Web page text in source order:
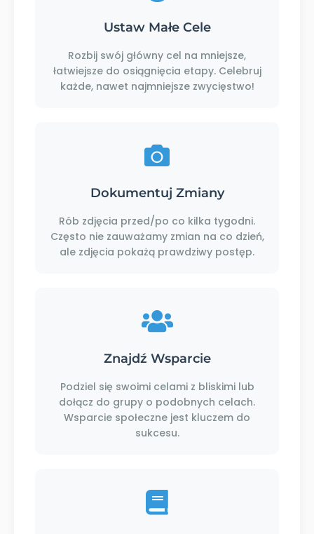
Ustaw Małe Cele
Rozbij swój główny cel na mniejsze,
łatwiejsze do osiągnięcia etapy. Celebruj
każde, nawet najmniejsze zwycięstwo!
Dokumentuj Zmiany
Rób zdjęcia przed/po co kilka tygodni.
Często nie zauważamy zmian na co dzień,
ale zdjęcia pokażą prawdziwy postęp.
Znajdź Wsparcie
Podziel się swoimi celami z bliskimi lub
dołącz do grupy o podobnych celach.
Wsparcie społeczne jest kluczem do
sukcesu.